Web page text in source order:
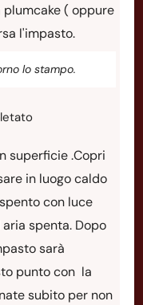
( oppure
l'impasto.
lo stampo.
superficie .Copri
in luogo caldo
con luce
spenta. Dopo
sarà
punto con la
subito per non